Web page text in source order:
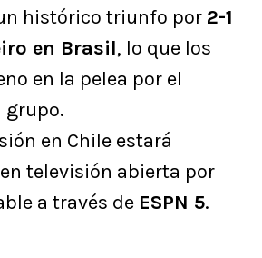
histórico triunfo por 2-1
en Brasil, lo que los
en la pelea por el
grupo.
en Chile estará
televisión abierta por
a través de ESPN 5.